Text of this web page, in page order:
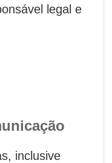
legal e
inclusive